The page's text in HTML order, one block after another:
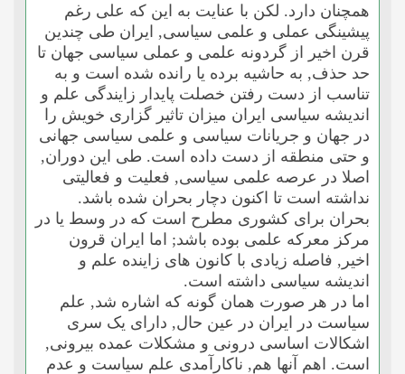
همچنان دارد. لکن با عنایت به این که على رغم
پیشینگى عملى و علمى سیاسى, ایران طى چندین
قرن اخیر از گردونه علمى و عملى سیاسى جهان تا
حد حذف, به حاشیه برده یا رانده شده است و به
تناسب از دست رفتن خصلت پایدار زایندگى علم و
اندیشه سیاسى ایران میزان تاثیر گزارى خویش را
در جهان و جریانات سیاسى و علمى سیاسى جهانى
و حتى منطقه از دست داده است. طى این دوران,
اصلا در عرصه علمى سیاسى, فعلیت و فعالیتى
نداشته است تا اکنون دچار بحران شده باشد.
بحران براى کشورى مطرح است که در وسط یا در
مرکز معرکه علمى بوده باشد; اما ایران قرون
اخیر, فاصله زیادى با کانون هاى زاینده علم و
اندیشه سیاسى داشته است.
اما در هر صورت همان گونه که اشاره شد, علم
سیاست در ایران در عین حال, داراى یک سرى
اشکالات اساسى درونى و مشکلات عمده بیرونى,
است. اهم آنها هم, ناکارآمدى علم سیاست و عدم